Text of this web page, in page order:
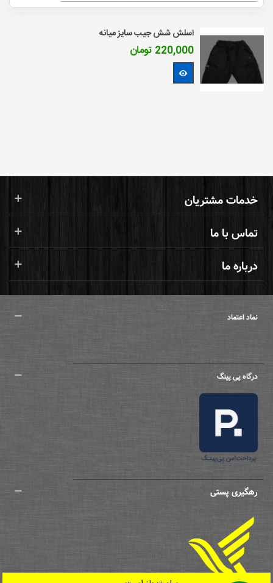
اسلش شش جیب سایز میانه
220,000 تومان
خدمات مشتریان
تماس با ما
درباره ما
نماد اعتماد
درگاه پی پینگ
رهگیری پستی